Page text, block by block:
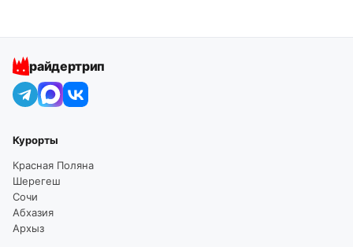
райдертрип
Курорты
Красная Поляна
Шерегеш
Сочи
Абхазия
Архыз